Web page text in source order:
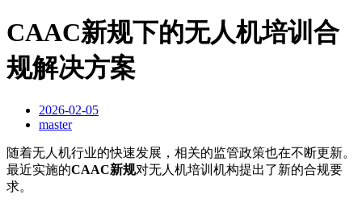
CAAC新规下的无人机培训合
规解决方案
2026-02-05
master
随着无人机行业的快速发展，相关的监管政策也在不断更新。
最近实施的CAAC新规对无人机培训机构提出了新的合规要
求。